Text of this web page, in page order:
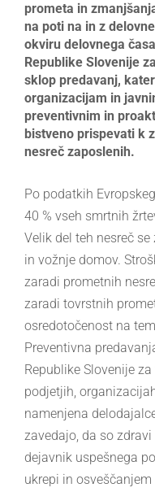
prometa in
na poti na in z
okviru delovnega
Republike Slovenije
sklop predavanj,
organizacijam in
preventivnim in
bistveno prispevati k
nesreč zaposlenih.
Po podatkih
40 % vseh smrtnih
Velik del teh nesreč
in vožnje domov.
zaradi prometnih
zaradi tovrstnih
osredotočenost na
Preventivna
Republike Slovenije
podjetjih,
namenjena
zavedajo, da so
dejavnik uspešnega
ukrepi in